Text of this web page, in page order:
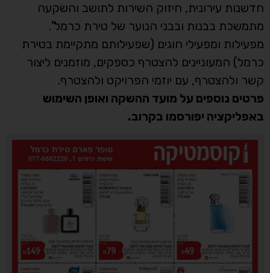
חדשנות עירונית, חיזוק השירות לתושב והשקעה
מתמשכת בבנות ובבני הנוער של טירת כרמל".
מפעילות ומפעילי חוגים (שפעילותם מתקיימת בטירת
כרמל) המעוניינים להצטרף כספקים, מוזמנים ליצור
קשר ולהצטרף, עם יוזמי הפרויקט ולהצטרף.
פרטים נוספים על מועד ההשקה ואופן השימוש
באפליקציה יפורסמו בקרוב.